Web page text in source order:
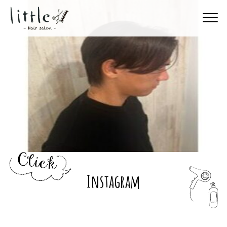
Instagram